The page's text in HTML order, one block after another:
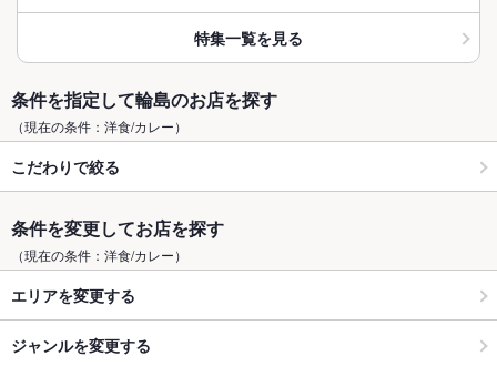
特集一覧を見る
条件を指定して輪島のお店を探す
（現在の条件：洋食/カレー）
こだわりで絞る
条件を変更してお店を探す
（現在の条件：洋食/カレー）
エリアを変更する
ジャンルを変更する